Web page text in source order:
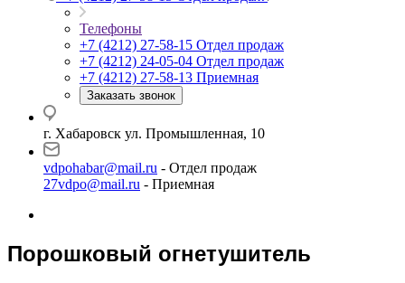
Телефоны
+7 (4212) 27-58-15 Отдел продаж
+7 (4212) 24-05-04 Отдел продаж
+7 (4212) 27-58-13 Приемная
Заказать звонок
г. Хабаровск ул. Промышленная, 10
vdpohabar@mail.ru - Отдел продаж
27vdpo@mail.ru - Приемная
Порошковый огнетушитель